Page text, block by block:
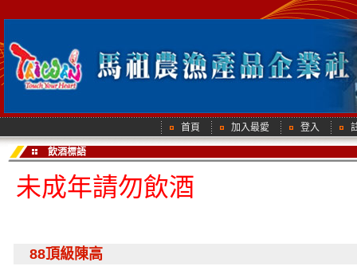
首頁 加入最愛 登入
飲酒標語
未成年請勿飲酒
88頂級陳高